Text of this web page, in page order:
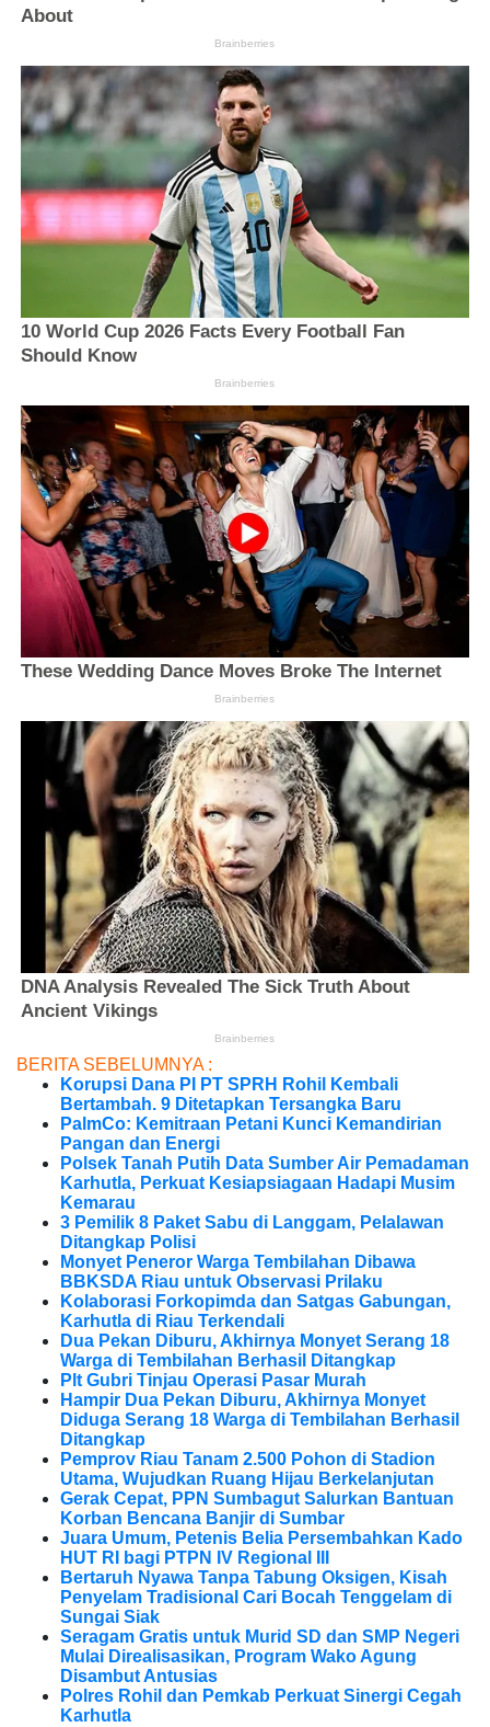
BERITA SEBELUMNYA :
Korupsi Dana PI PT SPRH Rohil Kembali
Bertambah. 9 Ditetapkan Tersangka Baru
PalmCo: Kemitraan Petani Kunci Kemandirian
Pangan dan Energi
Polsek Tanah Putih Data Sumber Air Pemadaman
Karhutla, Perkuat Kesiapsiagaan Hadapi Musim
Kemarau
3 Pemilik 8 Paket Sabu di Langgam, Pelalawan
Ditangkap Polisi
Monyet Peneror Warga Tembilahan Dibawa
BBKSDA Riau untuk Observasi Prilaku
Kolaborasi Forkopimda dan Satgas Gabungan,
Karhutla di Riau Terkendali
Dua Pekan Diburu, Akhirnya Monyet Serang 18
Warga di Tembilahan Berhasil Ditangkap
Plt Gubri Tinjau Operasi Pasar Murah
Hampir Dua Pekan Diburu, Akhirnya Monyet
Diduga Serang 18 Warga di Tembilahan Berhasil
Ditangkap
Pemprov Riau Tanam 2.500 Pohon di Stadion
Utama, Wujudkan Ruang Hijau Berkelanjutan
Gerak Cepat, PPN Sumbagut Salurkan Bantuan
Korban Bencana Banjir di Sumbar
Juara Umum, Petenis Belia Persembahkan Kado
HUT RI bagi PTPN IV Regional III
Bertaruh Nyawa Tanpa Tabung Oksigen, Kisah
Penyelam Tradisional Cari Bocah Tenggelam di
Sungai Siak
Seragam Gratis untuk Murid SD dan SMP Negeri
Mulai Direalisasikan, Program Wako Agung
Disambut Antusias
Polres Rohil dan Pemkab Perkuat Sinergi Cegah
Karhutla